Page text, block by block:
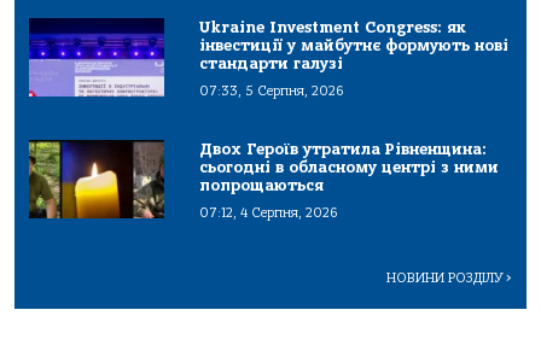
Ukraine Investment Congress: як
інвестиції у майбутнє формують нові
стандарти галузі
07:33, 5 Серпня, 2026
Двох Героїв утратила Рівненщина:
сьогодні в обласному центрі з ними
попрощаються
07:12, 4 Серпня, 2026
НОВИНИ РОЗДІЛУ>